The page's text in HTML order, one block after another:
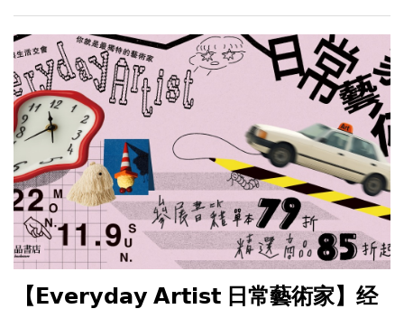
【𝗘𝘃𝗲𝗿𝘆𝗱𝗮𝘆 𝗔𝗿𝘁𝗶𝘀𝘁 日常藝術家】经